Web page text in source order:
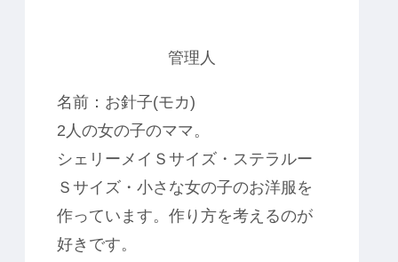
管理人
名前：お針子(モカ)
2人の女の子のママ。
シェリーメイＳサイズ・ステラルー
Ｓサイズ・小さな女の子のお洋服を
作っています。作り方を考えるのが
好きです。